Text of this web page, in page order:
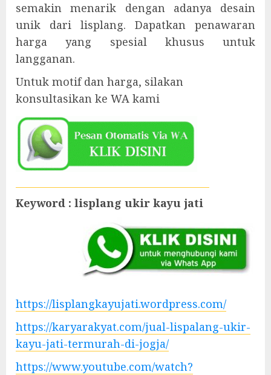
semakin menarik dengan adanya desain
unik dari lisplang. Dapatkan penawaran
harga yang spesial khusus untuk
langganan.
Untuk motif dan harga, silakan
konsultasikan ke WA kami
Keyword : lisplang ukir kayu jati
https://lisplangkayujati.wordpress.com/
https://karyarakyat.com/jual-lispalang-ukir-
kayu-jati-termurah-di-jogja/
https://www.youtube.com/watch?